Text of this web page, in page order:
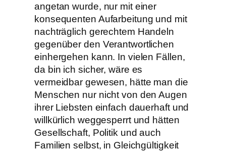
angetan wurde, nur mit einer
konsequenten Aufarbeitung und mit
nachträglich gerechtem Handeln
gegenüber den Verantwortlichen
einhergehen kann. In vielen Fällen,
da bin ich sicher, wäre es
vermeidbar gewesen, hätte man die
Menschen nur nicht von den Augen
ihrer Liebsten einfach dauerhaft und
willkürlich weggesperrt und hätten
Gesellschaft, Politik und auch
Familien selbst, in Gleichgültigkeit